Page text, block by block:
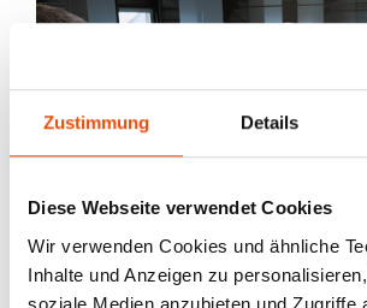
Zustimmung Details
Diese Webseite verwendet Cookies
Wir verwenden Cookies und ähnliche
Inhalte und Anzeigen zu
soziale Medien anzubieten und Zugriffe